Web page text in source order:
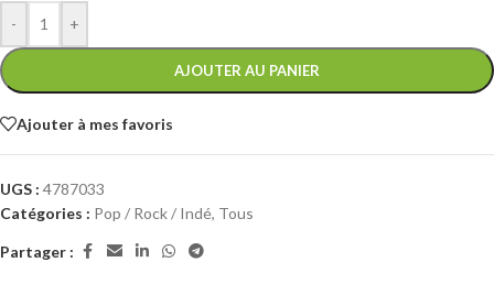
- +
AJOUTER AU PANIER
Ajouter à mes favoris
UGS : 4787033
Catégories : Pop / Rock / Indé, Tous
Partager :